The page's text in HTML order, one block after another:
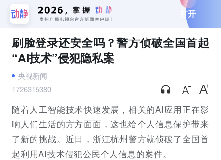
打开
刷脸登录还安全吗？警方侦破全国首起
“AI技术”侵犯隐私案
央视新闻
1726315380
随着人工智能技术快速发展，相关的AI应用正在影
响人们生活的方方面面，这也给个人信息保护带来
了新的挑战。近日，浙江杭州警方就侦破了全国首
起利用AI技术侵犯公民个人信息的案件。